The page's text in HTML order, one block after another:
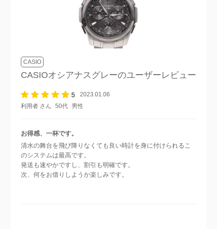
CASIO
CASIOオシアナスグレーのユーザーレビュー
5
2023.01.06
利用者 さん
50代 男性
お得感、一杯です。
清水の舞台を飛び降りなくても良い時計を身に付けられるこ
のシステムは最高です。
発送も速やかですし、割引も明確です。
次、何をお借りしようか楽しみです。